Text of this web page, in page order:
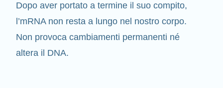
Dopo aver portato a termine il suo compito,
l’mRNA non resta a lungo nel nostro corpo.
Non provoca cambiamenti permanenti né
altera il DNA.